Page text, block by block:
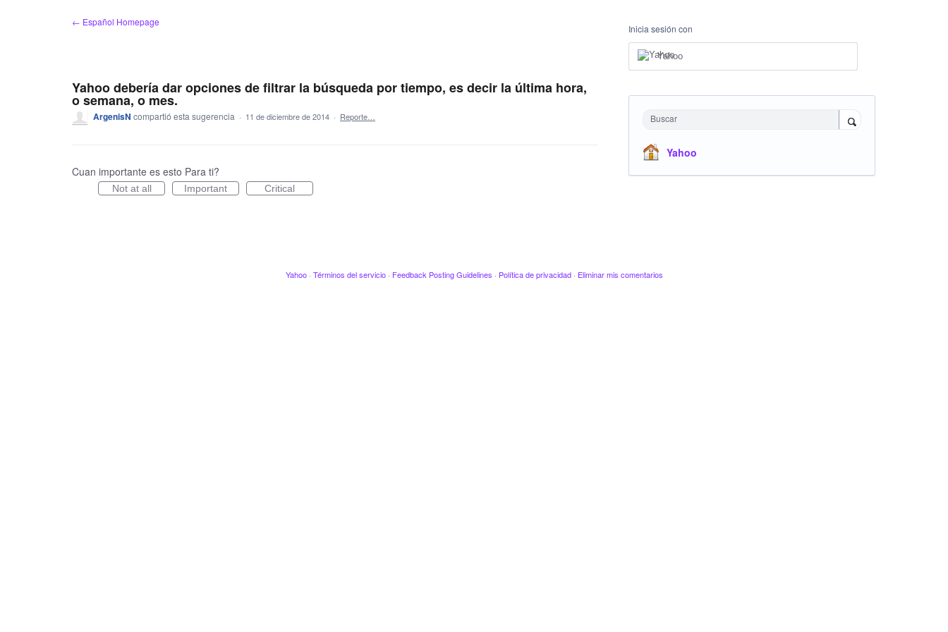
← Español Homepage
Yahoo debería dar opciones de filtrar la búsqueda por tiempo, es decir la última hora,
o semana, o mes.
ArgenisN compartió esta sugerencia · 11 de diciembre de 2014 · Reporte…
Cuan importante es esto Para ti?
Not at all Important Critical
Inicia sesión con
Yahoo
Buscar
Yahoo
Yahoo · Términos del servicio · Feedback Posting Guidelines · Política de privacidad · Eliminar mis comentarios